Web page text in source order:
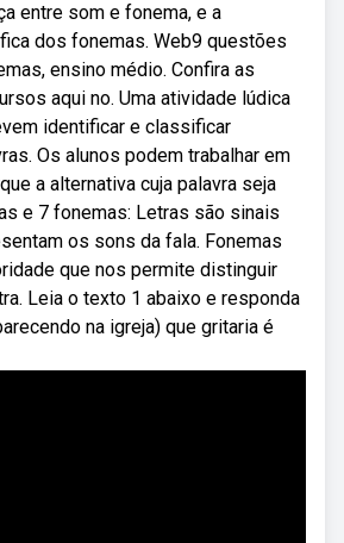
entre som e fonema, e a
dos fonemas. Web9 questões
ensino médio. Confira as
aqui no. Uma atividade lúdica
identificar e classificar
Os alunos podem trabalhar em
a alternativa cuja palavra seja
e 7 fonemas: Letras são sinais
os sons da fala. Fonemas
que nos permite distinguir
Leia o texto 1 abaixo e responda
na igreja) que gritaria é